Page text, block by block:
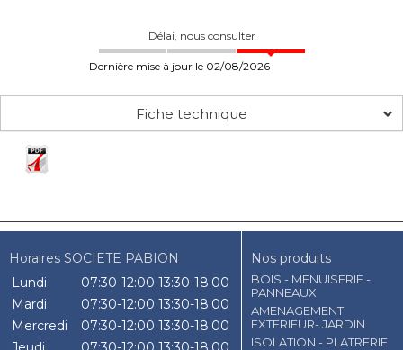
Délai, nous consulter
Dernière mise à jour le 02/08/2026
Fiche technique
Horaires SOCIETE PABION
Lundi
07:30-12:00 13:30-18:00
Mardi
07:30-12:00 13:30-18:00
Mercredi
07:30-12:00 13:30-18:00
Nos produits
BOIS - MENUISERIE -
PANNEAUX
AMENAGEMENT
EXTERIEUR- JARDIN
ISOLATION - PLATRERIE